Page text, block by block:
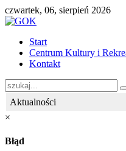
czwartek, 06, sierpień 2026
Start
Centrum Kultury i
Kontakt
Aktualności
×
Błąd